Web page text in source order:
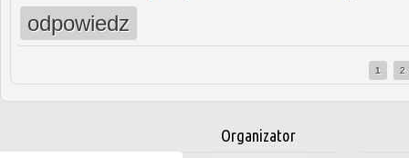
odpowiedz
1 2
Organizator